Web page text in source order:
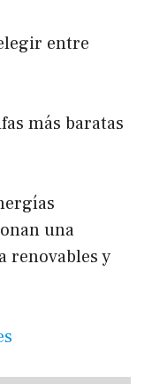
entre
más baratas
una
renovables y